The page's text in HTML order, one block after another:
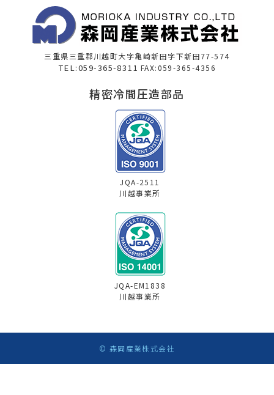
三重県三重郡川越町大字亀崎新田字下新田77-574
TEL:059-365-8311 FAX:059-365-4356
精密冷間圧造部品
JQA-2511
川越事業所
JQA-EM1838
川越事業所
© 森岡産業株式会社